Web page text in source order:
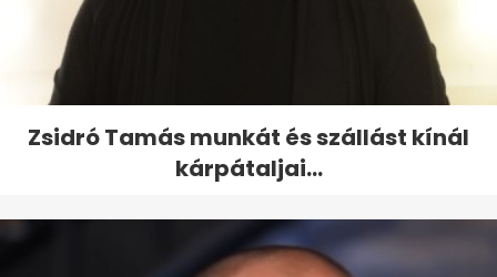
Zsidró Tamás munkát és szállást kínál
kárpátaljai...